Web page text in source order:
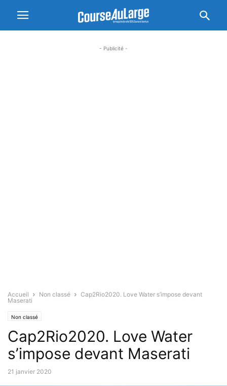
- Publicité -
Accueil Non classé
Cap2Rio2020. Love Water s’impose devant
Maserati
Non classé
Cap2Rio2020. Love Water
s’impose devant Maserati
21 janvier 2020